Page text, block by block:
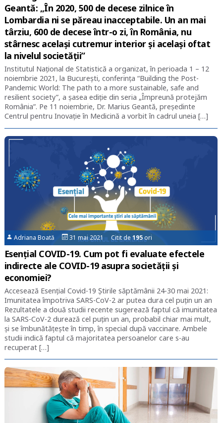
Geantă: „În 2020, 500 de decese zilnice în
Lombardia ni se păreau inacceptabile. Un an mai
târziu, 600 de decese într-o zi, în România, nu
stârnesc același cutremur interior și același oftat
la nivelul societății”
Institutul Național de Statistică a organizat, în perioada 1 – 12
noiembrie 2021, la București, conferința “Building the Post-
Pandemic World: The path to a more sustainable, safe and
resilient society”, a șasea ediție din seria „Împreună protejăm
România”. Pe 11 noiembrie, Dr. Marius Geantă, președinte
Centrul pentru Inovație în Medicină a vorbit în cadrul uneia […]
Adriana Boată 31 mai 2021 Citit de195ori
Esențial COVID-19. Cum pot fi evaluate efectele
indirecte ale COVID-19 asupra societății și
economiei?
Accesează Esențial Covid-19 Știrile săptămânii 24-30 mai 2021:
Imunitatea împotriva SARS-CoV-2 ar putea dura cel puțin un an
Rezultatele a două studii recente sugerează faptul că imunitatea
la SARS-CoV-2 durează cel puțin un an, probabil chiar mai mult,
și se îmbunătățește în timp, în special după vaccinare. Ambele
studii indică faptul că majoritatea persoanelor care s-au
recuperat […]